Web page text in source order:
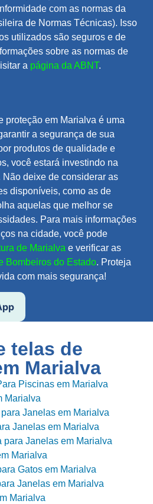
com as normas da
de Normas Técnicas). Isso
utilizados são seguros e de
sobre as normas de
a página da ABNT.
proteção em Marialva é uma
a segurança de sua
produtos de qualidade e
você estará investindo na
deixe de considerar as
disponíveis, como as de
aquelas que melhor se
Para mais informações
na cidade, você pode
de Marialva e verificar as
Bombeiros do Estado. Proteja
com mais segurança!
telas de
Marialva
Piscinas em Marialva
Marialva
Janelas em Marialva
Janelas em Marialva
para Janelas em Marialva
Marialva
Gatos em Marialva
Janelas em Marialva
Marialva